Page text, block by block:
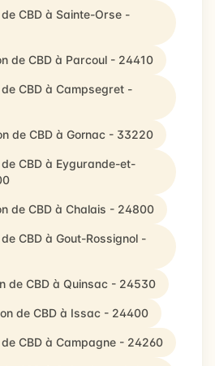
CBD à Sainte-Orse -
de CBD à Parcoul - 24410
CBD à Campsegret -
de CBD à Gornac - 33220
CBD à Eygurande-et-
de CBD à Chalais - 24800
CBD à Gout-Rossignol -
de CBD à Quinsac - 24530
de CBD à Issac - 24400
CBD à Campagne - 24260